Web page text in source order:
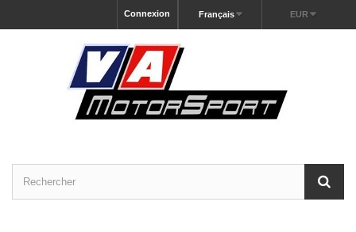
EUR
Français
Connexion